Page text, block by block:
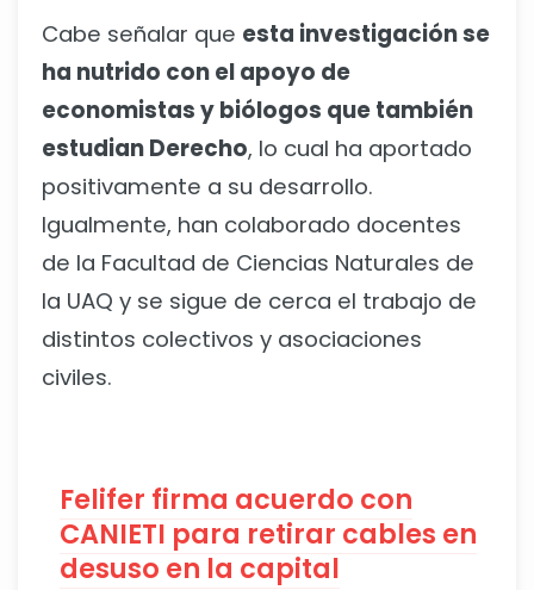
Cabe señalar que esta investigación se
ha nutrido con el apoyo de
economistas y biólogos que también
estudian Derecho, lo cual ha aportado
positivamente a su desarrollo.
Igualmente, han colaborado docentes
de la Facultad de Ciencias Naturales de
la UAQ y se sigue de cerca el trabajo de
distintos colectivos y asociaciones
civiles.
Felifer firma acuerdo con
CANIETI para retirar cables en
desuso en la capital